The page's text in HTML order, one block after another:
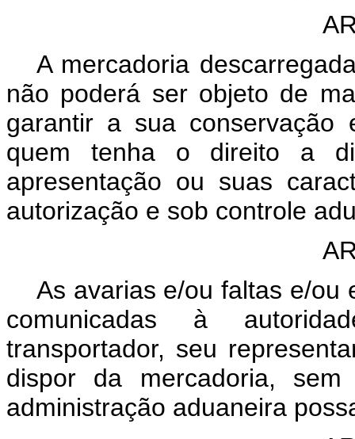
A mercadoria
não poderá ser objeto de
garantir a sua conservação
quem tenha o direito a
apresentação ou suas
autorização e sob controle
As avarias e/ou faltas e/ou
comunicadas à
transportador, seu
dispor da mercadoria,
administração aduaneira